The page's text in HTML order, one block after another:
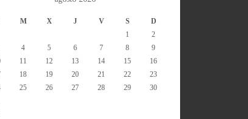
M X J V S
D
1
2
4 5 6 7 8
9
11 12 13 14 15
16
18 19 20 21 22
23
25 26 27 28 29
30